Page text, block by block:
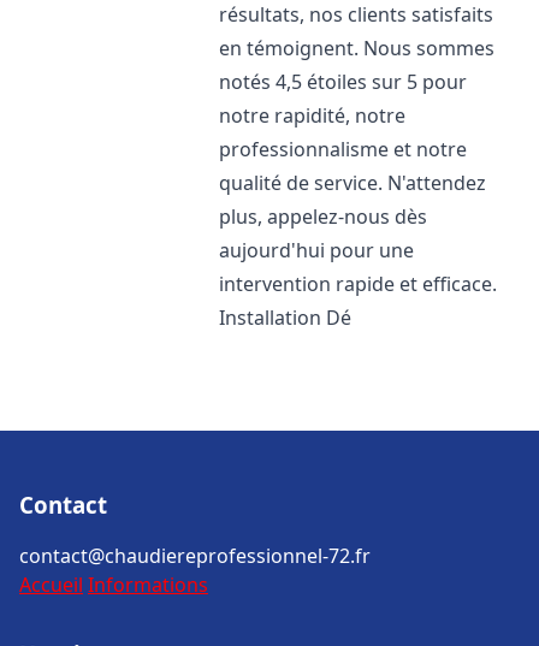
résultats, nos clients satisfaits
en témoignent. Nous sommes
notés 4,5 étoiles sur 5 pour
notre rapidité, notre
professionnalisme et notre
qualité de service. N'attendez
plus, appelez-nous dès
aujourd'hui pour une
intervention rapide et efficace.
Installation Dé
Contact
contact@chaudiereprofessionnel-72.fr
Accueil Informations